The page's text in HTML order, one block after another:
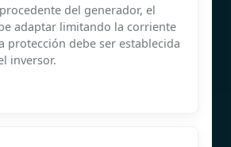
del generador, el
adaptar limitando la corriente
protección debe ser establecida
inversor.